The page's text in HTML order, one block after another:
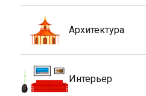
Архитектура
Интерьер